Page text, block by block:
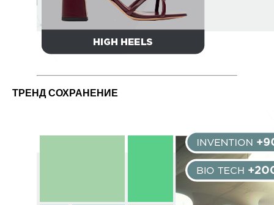
ТРЕНД СОХРАНЕНИЕ